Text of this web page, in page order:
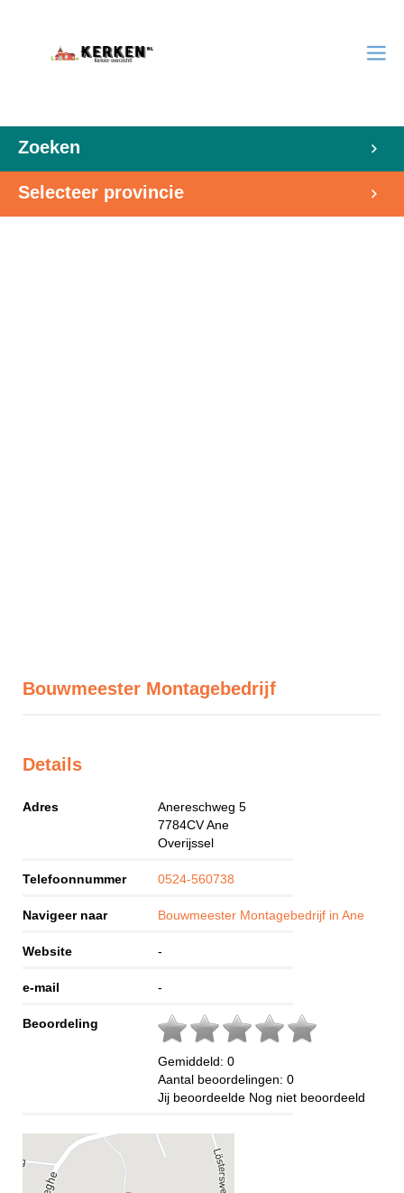
Zoeken
Selecteer provincie
Bouwmeester Montagebedrijf
Details
Adres
Anereschweg 5
7784CVAne
Overijssel
Telefoonnummer 0524-560738
Navigeer naar Bouwmeester Montagebedrijf in Ane
Website -
e-mail -
Beoordeling
Gemiddeld: 0
Aantal beoordelingen: 0
Jij beoordeelde Nog niet beoordeeld